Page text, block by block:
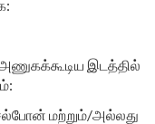
இடத்தில்
மற்றும்/அல்லது